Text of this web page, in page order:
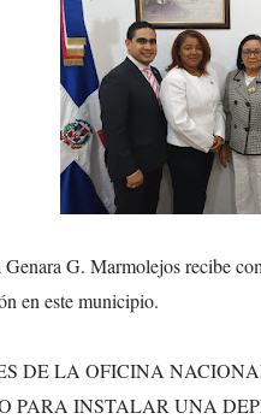
Genara G. Marmolejos recibe
en este municipio.
DE LA OFICINA
PARA INSTALAR UNA